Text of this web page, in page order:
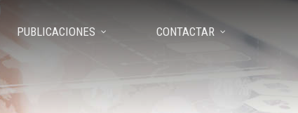
PUBLICACIONES CONTACTAR